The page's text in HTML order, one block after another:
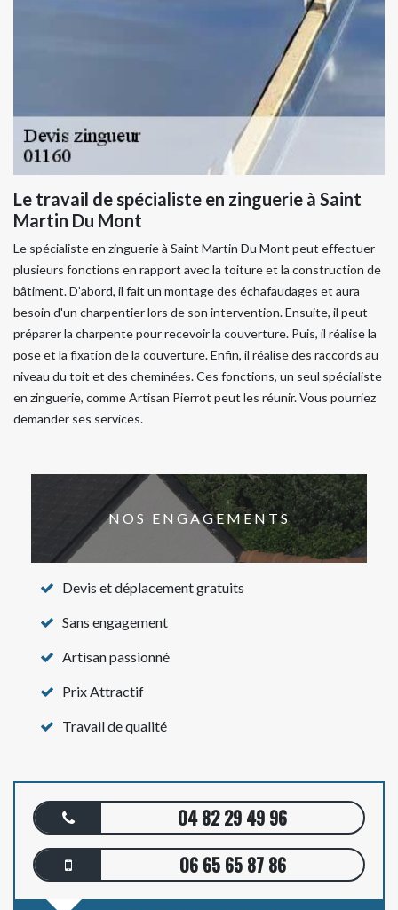
Le travail de spécialiste en zinguerie à Saint
Martin Du Mont
Le spécialiste en zinguerie à Saint Martin Du Mont peut effectuer
plusieurs fonctions en rapport avec la toiture et la construction de
bâtiment. D’abord, il fait un montage des échafaudages et aura
besoin d'un charpentier lors de son intervention. Ensuite, il peut
préparer la charpente pour recevoir la couverture. Puis, il réalise la
pose et la fixation de la couverture. Enfin, il réalise des raccords au
niveau du toit et des cheminées. Ces fonctions, un seul spécialiste
en zinguerie, comme Artisan Pierrot peut les réunir. Vous pourriez
demander ses services.
NOS ENGAGEMENTS
Devis et déplacement gratuits
Sans engagement
Artisan passionné
Prix Attractif
Travail de qualité
04 82 29 49 96
06 65 65 87 86